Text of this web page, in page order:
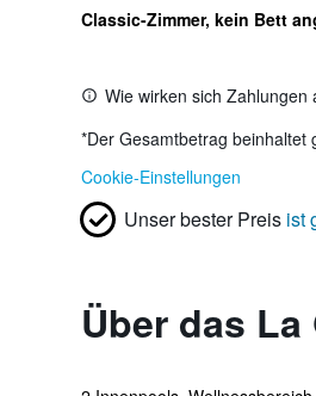
Classic-Zimmer, kein Bett
Wie wirken sich
*Der Gesamtbetrag beinhaltet
Cookie-Einstellungen
Unser bester Preis ist
Über das